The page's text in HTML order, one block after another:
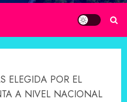
ELEGIDA POR EL
A NIVEL NACIONAL